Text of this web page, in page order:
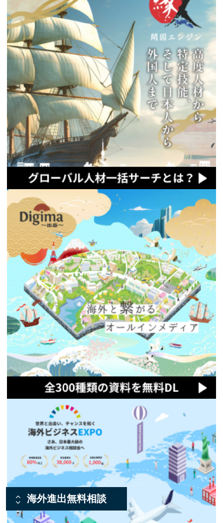
海外進出無料相談